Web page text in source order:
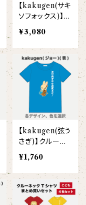
【kakugen(サキ
ソフォックス)】ク
ルーネックTシャ
ツ（半袖）(大人)
¥3,080
【kakugen(弦う
さぎ)】クルーネ
ックTシャツ（半
袖）(こども)
¥1,760